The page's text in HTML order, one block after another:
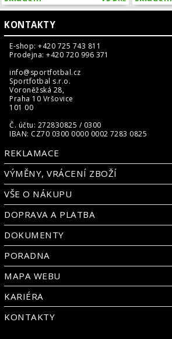
KONTAKTY
E-shop: +420 725 743 811
Prodejna: +420 720 996 371
info@sportfotbal.cz
Sportfotbal s.r.o.
Voroněžská 28,
Praha 10 Vršovice
101 00
Č. účtu: 272830825 / 0300
IBAN: CZ70 0300 0000 0002 7283 0825
REKLAMACE
VÝMĚNY, VRÁCENÍ ZBOŽÍ
VŠE O NÁKUPU
DOPRAVA A PLATBA
DOKUMENTY
PORADNA
MAPA WEBU
KARIÉRA
KONTAKTY